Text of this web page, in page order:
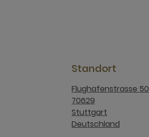
Standort
Flughafenstrasse 50
70629
Stuttgart
Deutschland